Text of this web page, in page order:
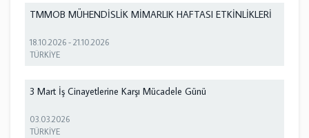
TMMOB MÜHENDİSLİK MİMARLIK HAFTASI ETKİNLİKLERİ
18.10.2026 -21.10.2026
TÜRKİYE
3 Mart İş Cinayetlerine Karşı Mücadele Günü
03.03.2026
TÜRKİYE